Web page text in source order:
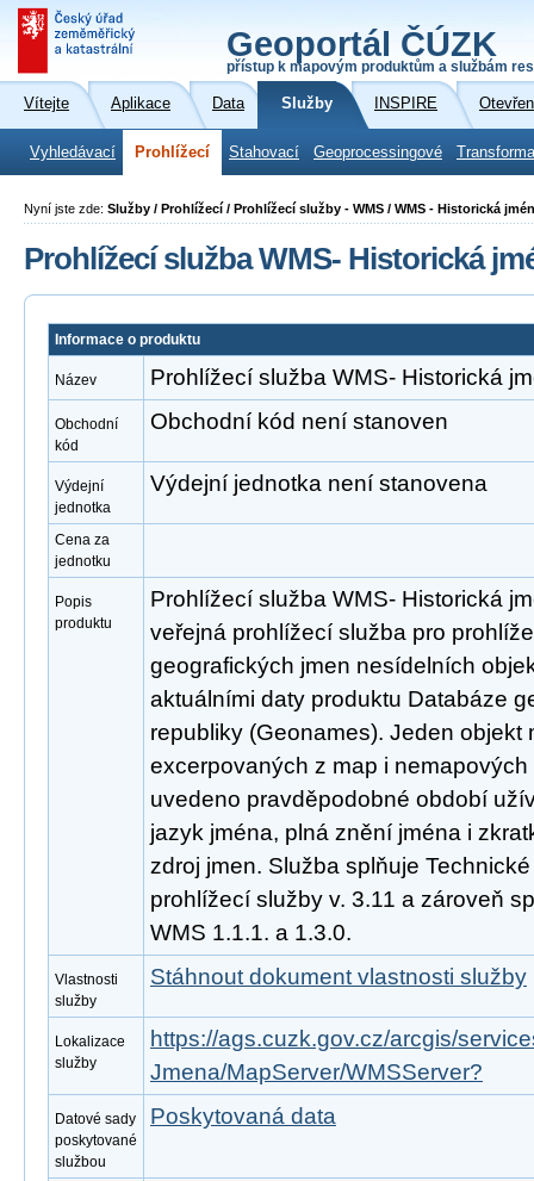
Geoportál ČÚZK
přístup k mapovým produktům a službám
Vítejte Aplikace Data Služby INSPIRE
Vyhledávací Prohlížecí Stahovací Geoprocessingové
Nyní jste zde: Služby / Prohlížecí / Prohlížecí služby - WMS / WMS - Historická
Prohlížecí služba WMS- Historická
Informace o produktu
Název Prohlížecí služba WMS- Historická
Obchodní
kód
Obchodní kód není stanoven
Výdejní
jednotka
Výdejní jednotka není stanovena
Cena za
jednotku
Popis
produktu
Prohlížecí služba WMS- Historická
veřejná prohlížecí služba pro
geografických jmen nesídelních
aktuálními daty produktu Databáze
republiky (Geonames). Jeden objekt
excerpovaných z map i
uvedeno pravděpodobné období
jazyk jména, plná znění jména i
zdroj jmen. Služba splňuje
prohlížecí služby v. 3.11 a zároveň
WMS 1.1.1. a 1.3.0.
Vlastnosti
služby
Stáhnout dokument vlastnosti služby
Lokalizace
služby
https://ags.cuzk.gov.cz/arcgis/
Jmena/MapServer/WMSServer?
Datové sady
poskytované
službou
Poskytovaná data